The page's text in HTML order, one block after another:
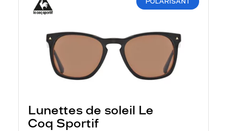
Lunettes de soleil Le
Coq Sportif